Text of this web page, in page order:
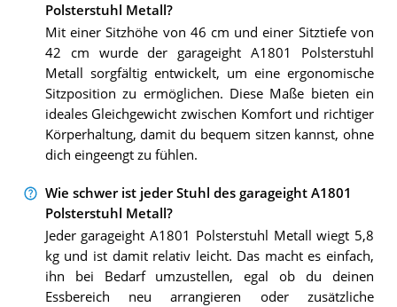
Polsterstuhl Metall?
Mit einer Sitzhöhe von 46 cm und einer Sitztiefe von
42 cm wurde der garageight A1801 Polsterstuhl
Metall sorgfältig entwickelt, um eine ergonomische
Sitzposition zu ermöglichen. Diese Maße bieten ein
ideales Gleichgewicht zwischen Komfort und richtiger
Körperhaltung, damit du bequem sitzen kannst, ohne
dich eingeengt zu fühlen.
Wie schwer ist jeder Stuhl des garageight A1801
Polsterstuhl Metall?
Jeder garageight A1801 Polsterstuhl Metall wiegt 5,8
kg und ist damit relativ leicht. Das macht es einfach,
ihn bei Bedarf umzustellen, egal ob du deinen
Essbereich neu arrangieren oder zusätzliche